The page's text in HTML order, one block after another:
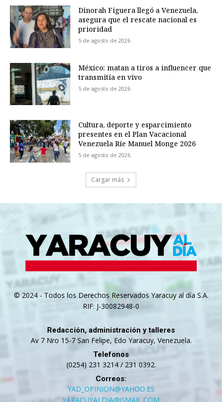
Dinorah Figuera llegó a Venezuela,
asegura que el rescate nacional es
prioridad
5 de agosto de 2026
México: matan a tiros a influencer que
transmitía en vivo
5 de agosto de 2026
Cultura, deporte y esparcimiento
presentes en el Plan Vacacional
Venezuela Ríe Manuel Monge 2026
5 de agosto de 2026
Cargar más
© 2024 - Todos los Derechos Reservados Yaracuy al día S.A.
RIF: J-30082948-0
Redacción, administración y talleres
Av 7 Nro 15-7 San Felipe, Edo Yaracuy, Venezuela.
Telefonos
(0254) 231 3214 / 231 0392.
Correos:
YAD_OPINION@YAHOO.ES
YARACUYALDIA@GMAIL.COM